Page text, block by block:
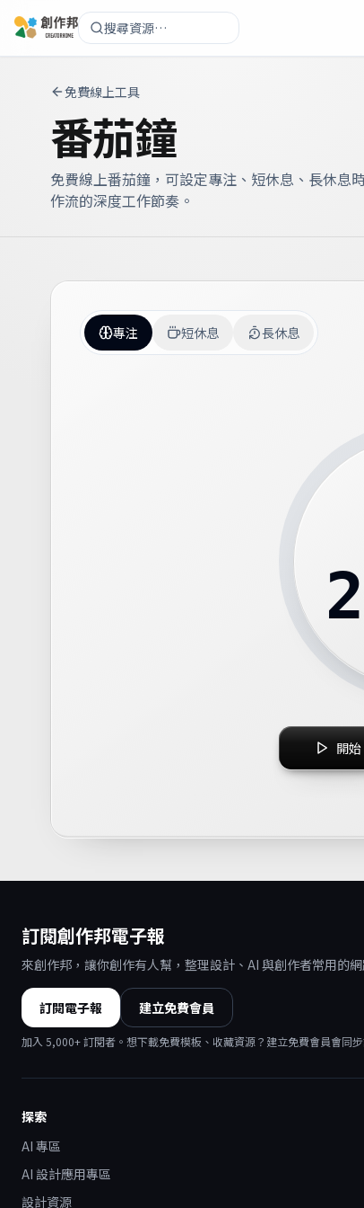
搜尋資源…
免費線上工具
番茄鐘
免費線上番茄鐘，可設定專注、短休息、長休息
作流的深度工作節奏。
專注 短休息 長休息
開始
訂閱創作邦電子報
來創作邦，讓你創作有人幫，整理設計、AI 與創作者常用的網
訂閱電子報 建立免費會員
加入 5,000+ 訂閱者。想下載免費模板、收藏資源？建立免費會員會同步
探索
AI 專區
AI 設計應用專區
設計資源